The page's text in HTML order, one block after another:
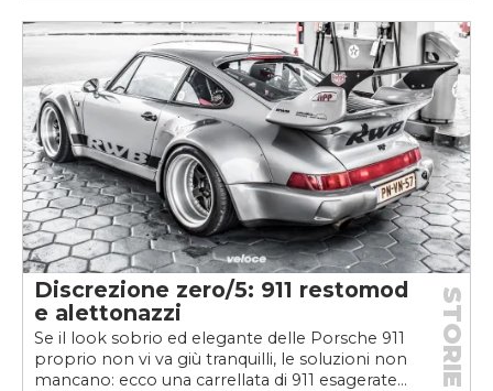
Discrezione zero/5: 911 restomod
e alettonazzi
Se il look sobrio ed elegante delle Porsche 911
proprio non vi va giù tranquilli, le soluzioni non
mancano: ecco una carrellata di 911 esagerate...
STORIE